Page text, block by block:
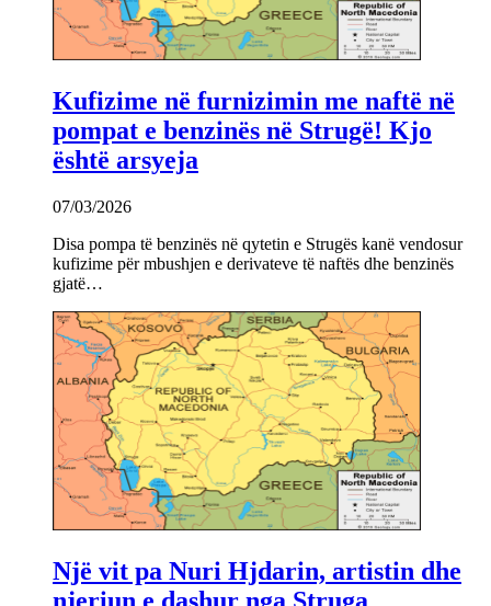
Kufizime në furnizimin me naftë në
pompat e benzinës në Strugë! Kjo
është arsyeja
07/03/2026
Disa pompa të benzinës në qytetin e Strugës kanë vendosur
kufizime për mbushjen e derivateve të naftës dhe benzinës
gjatë…
Një vit pa Nuri Hjdarin, artistin dhe